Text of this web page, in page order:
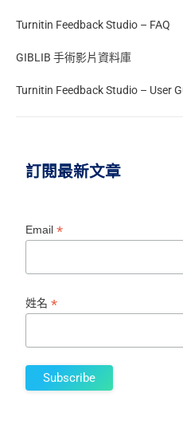
Turnitin Feedback Studio – FAQ
GIBLIB 手術影片資料庫
Turnitin Feedback Studio – User
訂閱最新文章
Email*
姓名*